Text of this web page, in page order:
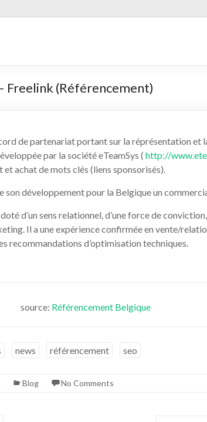
Freelink (Référencement)
de partenariat portant sur la réprésentation et
par la société eTeamSys ( http://
achat de mots clés (liens sponsorisés).
son développement pour la Belgique un
d’un sens relationnel, d’une force de
Il a une expérience confirmée en vente/
recommandations d’optimisation techniques.
source: Référencement Belgique
news référencement seo
Blog No Comments